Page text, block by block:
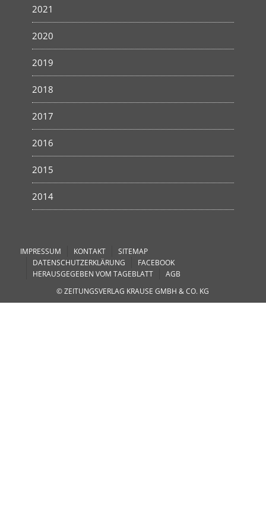
2021
2020
2019
2018
2017
2016
2015
2014
IMPRESSUM KONTAKT
SITEMAP
DATENSCHUTZERKLÄRUNG
FACEBOOK
HERAUSGEGEBEN VOM TAGEBLATT
AGB
© ZEITUNGSVERLAG KRAUSE GMBH & CO. KG